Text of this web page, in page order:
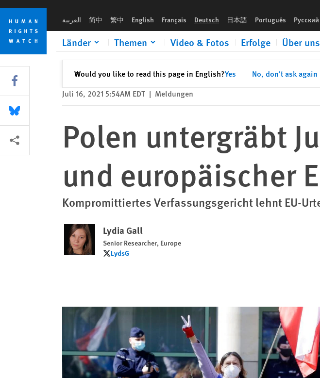
Skip
cookie
privacy
notice
Skip
main
content
العربية 简中 繁中 English Français Deutsch 日本語 Português Русский
Länder Themen Video & Fotos Erfolge Über uns
Would you like to read this page in English?Yes No, don't ask again
✕Schließen
Juli 16, 2021 5:54AM EDT | Meldungen
Polen untergräbt
und europäischer
Kompromittiertes Verfassungsgericht lehnt EU-
Lydia Gall
Senior Researcher, Europe
LydsGLydsG
Share this via Facebook
Share this via Bluesky
More sharing options